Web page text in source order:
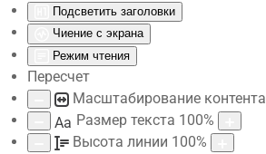
Подсветить заголовки
Чиение с экрана
Режим чтения
Пересчет
Масштабирование контента
Aa Размер текста 100%
Высота линии 100%